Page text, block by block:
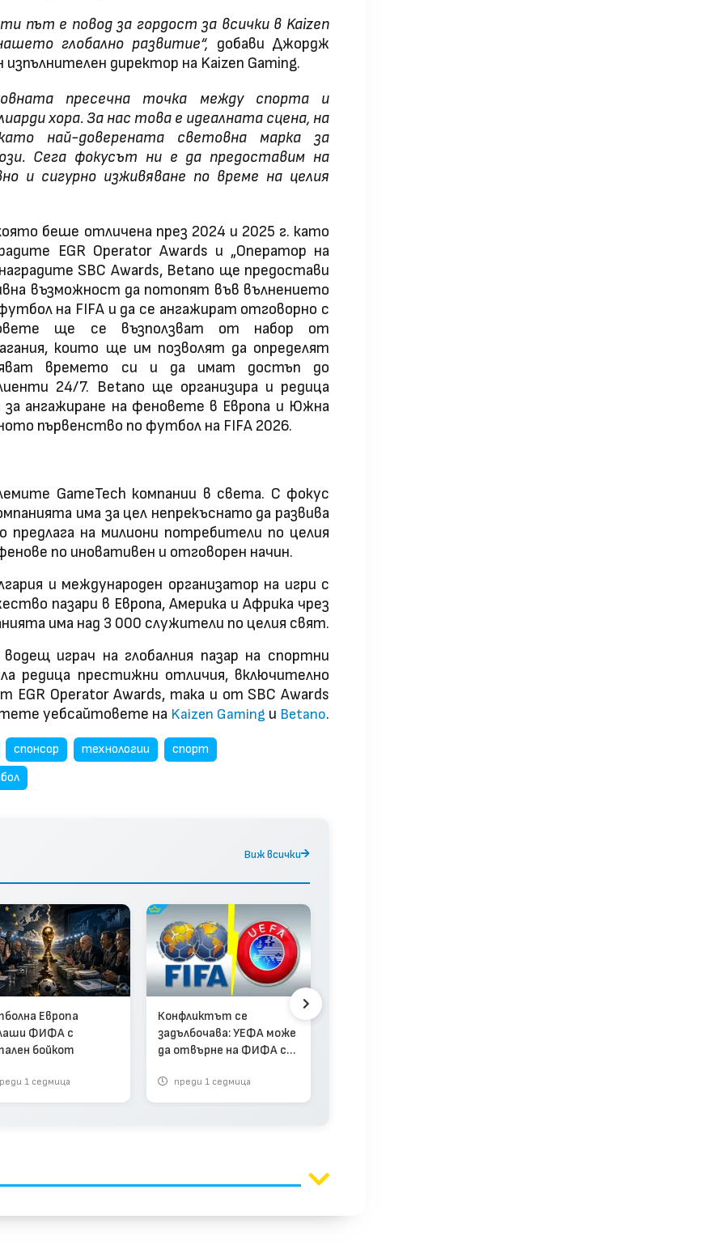
път е повод за гордост за всички в Kaizen
глобално развитие“, добави Джордж
изпълнителен директор на Kaizen Gaming.
пресечна точка между спорта и
хора. За нас това е идеалната сцена, на
най-доверената световна марка за
Сега фокусът ни е да предоставим на
и сигурно изживяване по време на целия
беше отличена през 2024 и 2025 г. като
EGR Operator Awards и „Оператор на
SBC Awards, Betano ще предостави
възможност да потопят във вълнението
на FIFA и да се ангажират отговорно с
ще се възползват от набор от
които ще им позволят да определят
времето си и да имат достъп до
24/7. Betano ще организира и редица
ангажиране на феновете в Европа и Южна
първенство по футбол на FIFA 2026.
GameTech компании в света. С фокус
има за цел непрекъснато да развива
на милиони потребители по целия
по иновативен и отговорен начин.
и международен организатор на игри с
пазари в Европа, Америка и Африка чрез
има над 3 000 служители по целия свят.
играч на глобалния пазар на спортни
редица престижни отличия, включително
EGR Operator Awards, така и от SBC Awards
уебсайтовете на Kaizen Gaming и Betano.
спонсор технологии
спорт
Виж всички
Европа
ФИФА с
бойкот
1 седмица
Конфликтът се
задълбочава: УЕФА може
да отвърне на ФИФА с
квалификации
преди 1 седмица